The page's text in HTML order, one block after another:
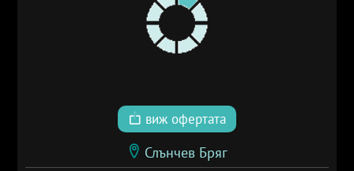
виж офертата
Слънчев Бряг